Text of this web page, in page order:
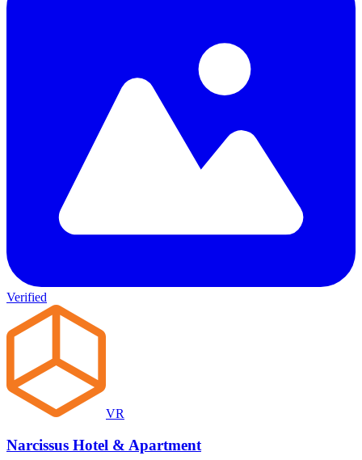
Verified
VR
Narcissus Hotel & Apartment